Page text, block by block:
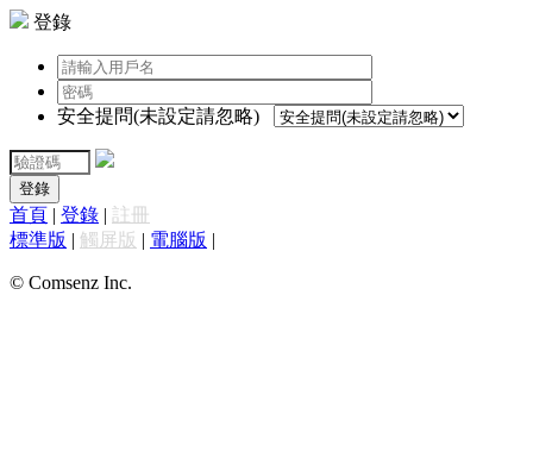
登錄
安全提問(未設定請忽略)
登錄
首頁 | 登錄 | 註冊
標準版 | 觸屏版 | 電腦版 |
© Comsenz Inc.